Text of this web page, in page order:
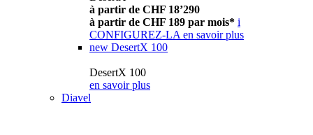
à partir de CHF 18’290
à partir de CHF 189 par mois* i
CONFIGUREZ-LA en savoir plus
new DesertX 100
DesertX 100
en savoir plus
Diavel